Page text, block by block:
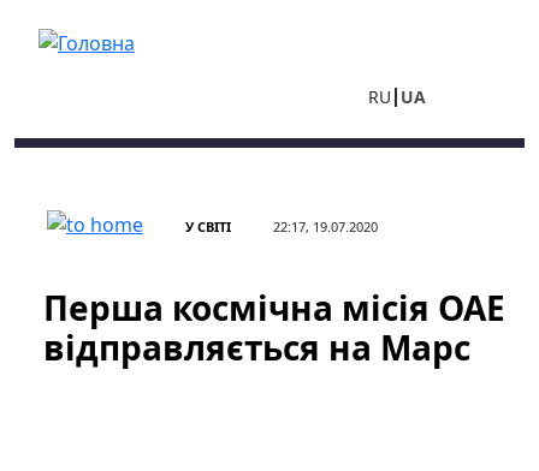
RU UA
У СВІТІ 22:17, 19.07.2020
Перша космічна місія ОАЕ
відправляється на Марс